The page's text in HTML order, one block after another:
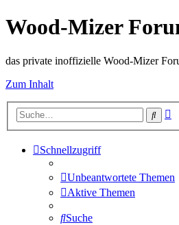
Wood-Mizer
das private inoffizielle Wood-Mizer
Zum Inhalt
Suche
Schnellzugriff
Unbeantwortete Themen
Aktive Themen
Suche